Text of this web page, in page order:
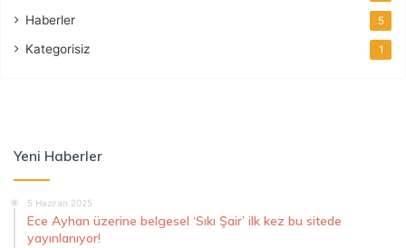
Haberler 5
Kategorisiz 1
Yeni Haberler
5 Haziran 2025
Ece Ayhan üzerine belgesel ‘Sıkı Şair’ ilk kez bu sitede
yayınlanıyor!